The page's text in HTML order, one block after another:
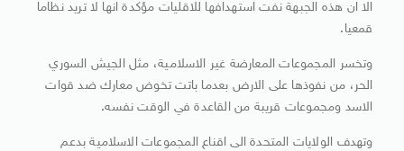
الا ان هذه الجبهة نفت استهدافها للاقليات مؤكدة انها لا تريد نظاما
قمعيا.
وتخسر المجموعات المعارضة غير الاسلامية، مثل الجيش السوري
الحر، من نفوذها على الارض بعدما باتت تخوض معارك ضد قوات
الاسد ومجموعات قريبة من القاعدة في الوقت نفسه.
وتهدف الولايات المتحدة الى اقناع المجموعات الاسلامية بدعم